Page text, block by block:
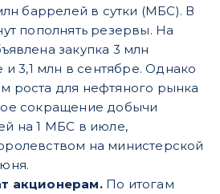
баррелей в сутки (МБС). В
пополнять резервы. На
закупка 3 млн
и 3,1 млн в сентябре. Однако
роста для нефтяного рынка
сокращение добычи
на 1 МБС в июле,
на министерской
акционерам. По итогам